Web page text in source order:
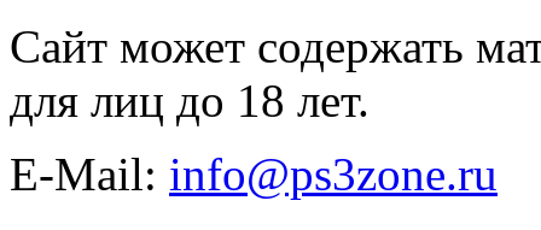
Сайт может содержать
для лиц до 18 лет.
E-Mail: info@ps3zone.ru